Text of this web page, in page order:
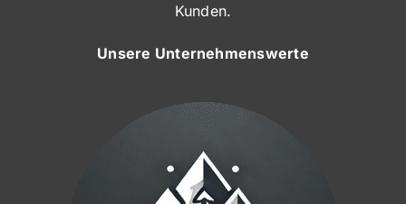
Kunden.
Unsere Unternehmenswerte